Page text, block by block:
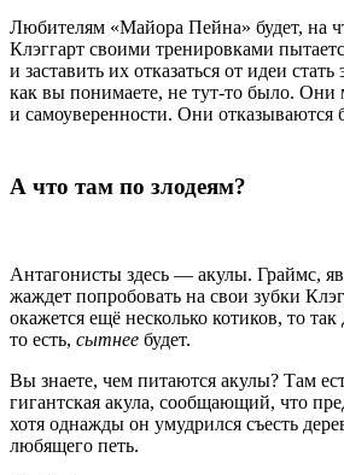
Любителям «Майора Пейна» будет, на
Клэггарт своими тренировками
и заставить их отказаться от идеи
как вы понимаете, не тут-то было.
и самоуверенности. Они отказываются
А что там по злодеям?
Антагонисты здесь — акулы. Граймс,
жаждет попробовать на свои зубки
окажется ещё несколько котиков, то
то есть, сытнее будет.
Вы знаете, чем питаются акулы? Там
гигантская акула, сообщающий, что
хотя однажды он умудрился съесть
любящего петь.